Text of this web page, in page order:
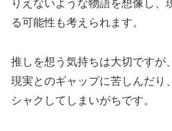
りえないような物語を想像し、
る可能性も考えられます。
推しを想う気持ちは大切ですが
現実とのギャップに苦しんだり
シャクしてしまいがちです。